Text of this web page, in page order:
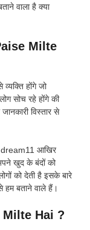
वाला है क्या
Milte
होंगे जो
सोच रहे होंगे की
विस्तार से
dream11 आखिर
खुद के बंदों को
को देती है इसके बारे
हम बताने वाले हैं।
Milte Hai ?